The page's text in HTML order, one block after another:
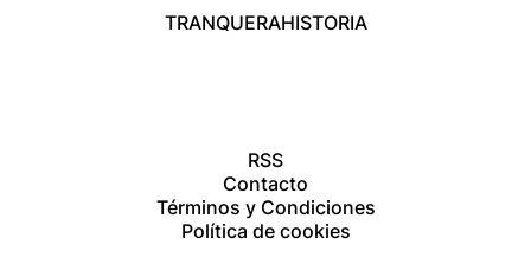
TRANQUERAHISTORIA
RSS
Contacto
Términos y Condiciones
Política de cookies